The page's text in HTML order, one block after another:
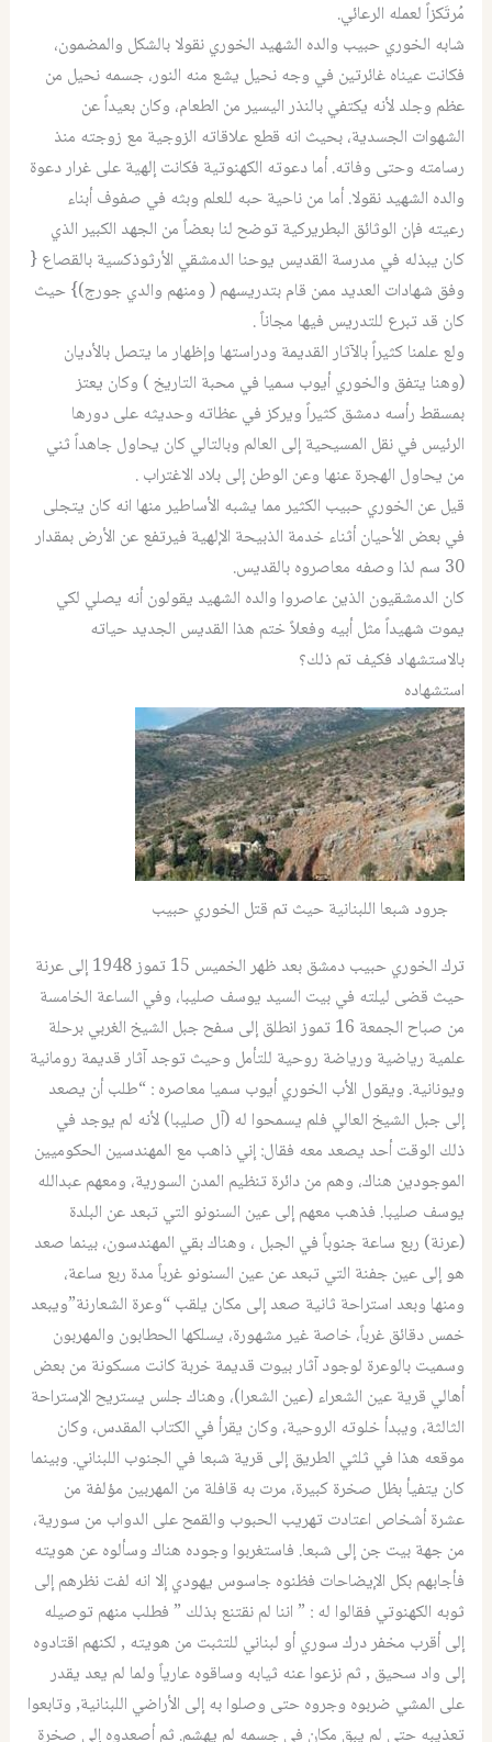
مُرتَكزاً لعمله الرعائي.
شابه الخوري حبيب والده الشهيد الخوري نقولا بالشكل والمضمون،
فكانت عيناه غائرتين في وجه نحيل يشع منه النور، جسمه نحيل من
عظم وجلد لأنه يكتفي بالنذر اليسير من الطعام، وكان بعيداً عن
الشهوات الجسدية، بحيث انه قطع علاقاته الزوجية مع زوجته منذ
رسامته وحتى وفاته. أما دعوته الكهنوتية فكانت إلهية على غرار دعوة
والده الشهيد نقولا. أما من ناحية حبه للعلم وبثه في صفوف أبناء
رعيته فإن الوثائق البطريركية توضح لنا بعضاً من الجهد الكبير الذي
كان يبذله في مدرسة القديس يوحنا الدمشقي الأرثوذكسية بالقصاع {
وفق شهادات العديد ممن قام بتدريسهم ( ومنهم والدي جورج)} حيث
كان قد تبرع للتدريس فيها مجاناً .
ولع علمنا كثيراً بالآثار القديمة ودراستها وإظهار ما يتصل بالأديان
(وهنا يتفق والخوري أيوب سميا في محبة التاريخ ) وكان يعتز
بمسقط رأسه دمشق كثيراً ويركز في عظاته وحديثه على دورها
الرئيس في نقل المسيحية إلى العالم وبالتالي كان يحاول جاهداً ثني
من يحاول الهجرة عنها وعن الوطن إلى بلاد الاغتراب .
قيل عن الخوري حبيب الكثير مما يشبه الأساطير منها انه كان يتجلى
في بعض الأحيان أثناء خدمة الذبيحة الإلهية فيرتفع عن الأرض بمقدار
30 سم لذا وصفه معاصروه بالقديس.
كان الدمشقيون الذين عاصروا والده الشهيد يقولون أنه يصلي لكي
يموت شهيداً مثل أبيه وفعلاً ختم هذا القديس الجديد حياته
بالاستشهاد فكيف تم ذلك؟
استشهاده
جرود شبعا اللبنانية حيث تم قتل الخوري حبيب
ترك الخوري حبیب دمشق بعد ظهر الخميس 15 تموز 1948 إلى عرنة
حيث قضى ليلته في بيت السيد يوسف صليبا، وفي الساعة الخامسة
من صباح الجمعة 16 تموز انطلق إلى سفح جبل الشيخ الغربي برحلة
علمية رياضية ورياضة روحية للتأمل وحيث توجد آثار قديمة رومانية
ويونانية. ويقول الأب الخوري أيوب سميا معاصره : “طلب أن يصعد
إلى جبل الشيخ العالي فلم يسمحوا له (آل صليبا) لأنه لم يوجد في
ذلك الوقت أحد يصعد معه فقال: إني ذاهب مع المهندسين الحكوميين
الموجودين هناك، وهم من دائرة تنظيم المدن السورية، ومعهم عبدالله
يوسف صليبا. فذهب معهم إلى عين السنونو التي تبعد عن البلدة
(عرنة) ربع ساعة جنوباً في الجبل ، وهناك بقي المهندسون، بينما صعد
هو إلى عين جفنة التي تبعد عن عين السنونو غرباً مدة ربع ساعة،
ومنها وبعد استراحة ثانية صعد إلى مكان يلقب “وعرة الشعارنة”ويبعد
خمس دقائق غرباً، خاصة غير مشهورة، يسلكها الحطابون والمهربون
وسميت بالوعرة لوجود آثار بيوت قديمة خربة كانت مسكونة من بعض
أهالي قرية عين الشعراء (عين الشعرا)، وهناك جلس يستريح الإستراحة
الثالثة، ويبدأ خلوته الروحية، وكان يقرأ في الكتاب المقدس، وكان
موقعه هذا في ثلثي الطريق إلى قرية شبعا في الجنوب اللبناني. وبينما
كان يتفيأ بظل صخرة كبيرة، مرت به قافلة من المهربين مؤلفة من
عشرة أشخاص اعتادت تهريب الحبوب والقمح على الدواب من سورية،
من جهة بيت جن إلى شبعا. فاستغربوا وجوده هناك وسألوه عن هويته
فأجابهم بكل الإيضاحات فظنوہ جاسوس يهودي إلا انه لفت نظرهم إلى
ثوبه الكهنوتي فقالوا له : ” اننا لم نقتنع بذلك ” فطلب منهم توصيله
إلى أقرب مخفر درك سوري أو لبناني للتثبت من هويته , لكنهم اقتادوه
إلى واد سحيق , ثم نزعوا عنه ثيابه وساقوه عارياً ولما لم يعد يقدر
على المشي ضربوه وجروه حتى وصلوا به إلى الأراضي اللبنانية, وتابعوا
تعذيبه حتى لم يبق مكان في جسمه لم يهشم. ثم أصعدوه إلى صخرة